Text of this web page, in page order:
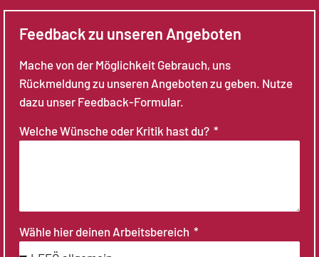
Feedback zu unseren Angeboten
Mache von der Möglichkeit Gebrauch, uns
Rückmeldung zu unseren Angeboten zu geben. Nutze
dazu unser Feedback-Formular.
Welche Wünsche oder Kritik hast du?
Wähle hier deinen Arbeitsbereich